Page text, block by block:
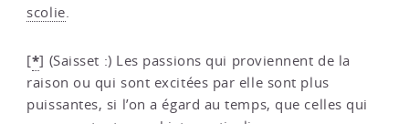
scolie
[*] (Saisset :) Les passions qui proviennent de la
raison ou qui sont excitées par elle sont plus
puissantes, si l’on a égard au temps, que celles qui